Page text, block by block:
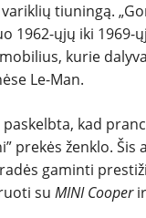
NAUJI
NAUDOTI
SPORTAS
tiuningą.
1962-ųjų iki 1969-
kurie
Le-Man.
paskelbta, kad
prekės ženklo. Šis
gaminti
su MINI Cooper